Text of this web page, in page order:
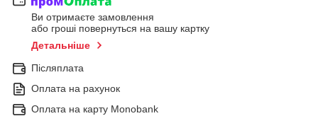
Ви отримаєте замовлення
або гроші повернуться на вашу картку
Детальніше
Післяплата
Оплата на рахунок
Оплата на карту Monobank